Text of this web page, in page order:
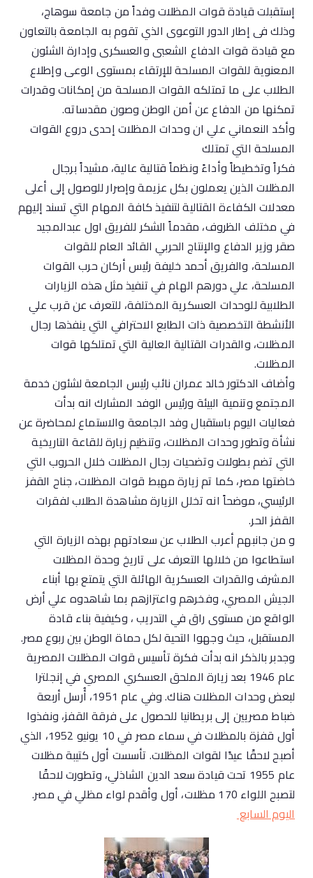
إستقبلت قيادة قوات المظلات وفداً من جامعة سوهاج،
وذلك فى إطار الدور التوعوى الذي تقوم به الجامعة بالتعاون
مع قيادة قوات الدفاع الشعبى والعسكرى وإدارة الشئون
المعنوية للقوات المسلحة للإرتقاء بمستوى الوعى وإطلاع
الطلاب على ما تمتلكه القوات المسلحة من إمكانات وقدرات
تمكنها من الدفاع عن أمن الوطن وصون مقدساته.
وأكد النعماني علي ان وحدات المظلات إحدى دروع القوات
المسلحة التي تمتلك
فكراً وتخطيطاً وأداءً ونظماً قتالية عالية، مشيداً برجال
المظلات الذين يعملون بكل عزيمة وإصرار للوصول إلى أعلى
معدلات الكفاءة القتالية لتنفيذ كافة المهام التي تسند إليهم
في مختلف الظروف، مقدماً الشكر للفريق اول عبدالمجيد
صقر وزير الدفاع والإنتاج الحربي القائد العام للقوات
المسلحة، والفريق أحمد خليفة رئيس أركان حرب القوات
المسلحة، علي دورهم الهام في تنفيذ مثل هذه الزيارات
الطلابية للوحدات العسكرية المختلفة، للتعرف عن قرب علي
الأنشطة التخصصية ذات الطابع الاحترافي التي ينفذها رجال
المظلات، والقدرات القتالية العالية التي تمتلكها قوات
المظلات.
وأضاف الدكتور خالد عمران نائب رئيس الجامعة لشئون خدمة
المجتمع وتنمية البيئة ورئيس الوفد المشارك انه بدأت
فعاليات اليوم باستقبال وفد الجامعة والاستماع لمحاضرة عن
نشأة وتطور وحدات المظلات، وتنظيم زيارة للقاعة التاريخية
التي تضم بطولات وتضحيات رجال المظلات خلال الحروب التي
خاضتها مصر، كما تم زيارة مهبط قوات المظلات، جناح القفز
الرئيسي، موضحاً انه تخلل الزيارة مشاهدة الطلاب لفقرات
القفز الحر.
و من جانبهم أعرب الطلاب عن سعادتهم بهذه الزيارة التي
استطاعوا من خلالها التعرف على تاريخ وحدة المظلات
المشرف والقدرات العسكرية الهائلة التي يتمتع بها أبناء
الجيش المصري، وفخرهم واعتزازهم بما شاهدوه علي أرض
الواقع من مستوى راق في التدريب ، وكيفية بناء قادة
المستقبل، حيث وجهوا التحية لكل حماة الوطن بين ربوع مصر.
وجدبر بالذكر انه بدأت فكرة تأسيس قوات المظلات المصرية
عام 1946 بعد زيارة الملحق العسكري المصري في إنجلترا
لبعض وحدات المظلات هناك. وفي عام 1951، أُرسل أربعة
ضباط مصريين إلى بريطانيا للحصول على فرقة القفز، ونفذوا
أول قفزة بالمظلات في سماء مصر في 10 يونيو 1952، الذي
أصبح لاحقًا عيدًا لقوات المظلات. تأسست أول كتيبة مظلات
عام 1955 تحت قيادة سعد الدين الشاذلي، وتطورت لاحقًا
لتصبح اللواء 170 مظلات، أول وأقدم لواء مظلي في مصر.
اليوم السابع